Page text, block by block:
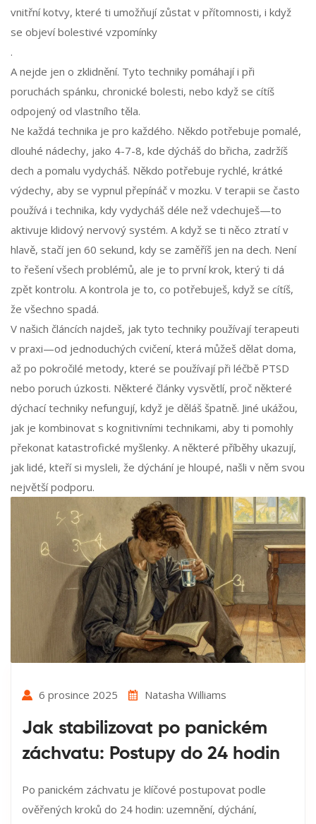
vnitřní kotvy, které ti umožňují zůstat v přítomnosti, i když
se objeví bolestivé vzpomínky
.
A nejde jen o zklidnění. Tyto techniky pomáhají i při
poruchách spánku, chronické bolesti, nebo když se cítíš
odpojený od vlastního těla.
Ne každá technika je pro každého. Někdo potřebuje pomalé,
dlouhé nádechy, jako 4-7-8, kde dýcháš do břicha, zadržíš
dech a pomalu vydycháš. Někdo potřebuje rychlé, krátké
výdechy, aby se vypnul přepínáč v mozku. V terapii se často
používá i technika, kdy vydycháš déle než vdechuješ—to
aktivuje klidový nervový systém. A když se ti něco ztratí v
hlavě, stačí jen 60 sekund, kdy se zaměříš jen na dech. Není
to řešení všech problémů, ale je to první krok, který ti dá
zpět kontrolu. A kontrola je to, co potřebuješ, když se cítíš,
že všechno spadá.
V našich článcích najdeš, jak tyto techniky používají terapeuti
v praxi—od jednoduchých cvičení, která můžeš dělat doma,
až po pokročilé metody, které se používají při léčbě PTSD
nebo poruch úzkosti. Některé články vysvětlí, proč některé
dýchací techniky nefungují, když je děláš špatně. Jiné ukážou,
jak je kombinovat s kognitivními technikami, aby ti pomohly
překonat katastrofické myšlenky. A některé příběhy ukazují,
jak lidé, kteří si mysleli, že dýchání je hloupé, našli v něm svou
největší podporu.
6 prosince 2025 Natasha Williams
Jak stabilizovat po panickém
záchvatu: Postupy do 24 hodin
Po panickém záchvatu je klíčové postupovat podle
ověřených kroků do 24 hodin: uzemnění, dýchání,